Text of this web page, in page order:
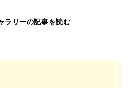
ラリーの記事を読む